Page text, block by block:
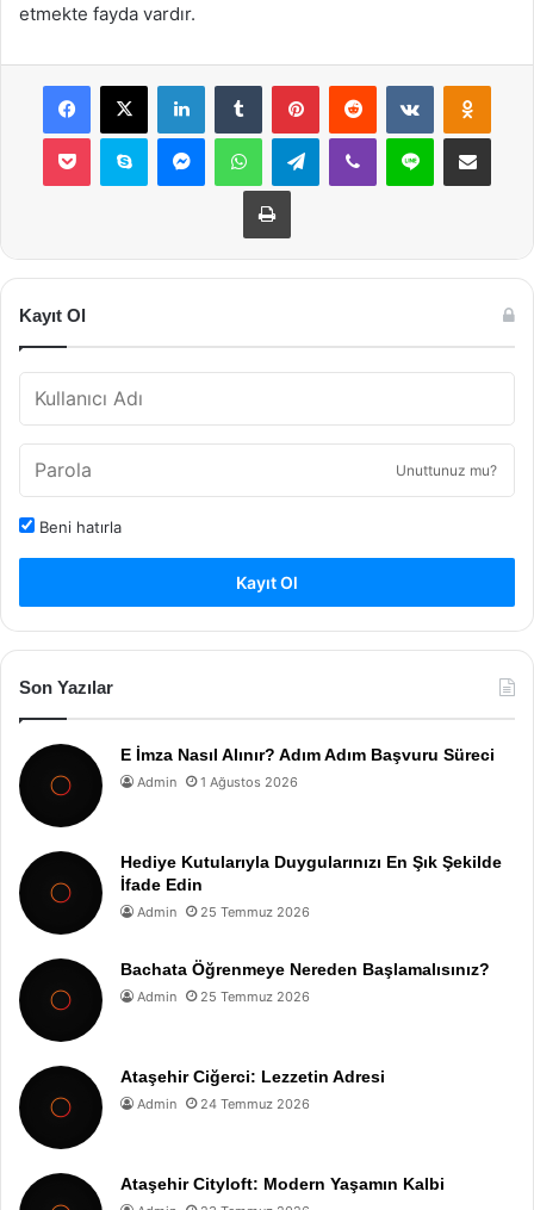
etmekte fayda vardır.
Facebook
X LinkedInTumblr PinterestReddit VKontakte
Pocket Skype MessengerWhatsAppTelegramViber Line E-Posta ile
Yazdır
Kayıt Ol
Unuttunuz mu?
Beni hatırla
Kayıt Ol
Son Yazılar
E İmza Nasıl Alınır? Adım Adım Başvuru Süreci
Admin 1 Ağustos 2026
Hediye Kutularıyla Duygularınızı En Şık Şekilde
İfade Edin
Admin 25 Temmuz 2026
Bachata Öğrenmeye Nereden Başlamalısınız?
Admin 25 Temmuz 2026
Ataşehir Ciğerci: Lezzetin Adresi
Admin 24 Temmuz 2026
Ataşehir Cityloft: Modern Yaşamın Kalbi